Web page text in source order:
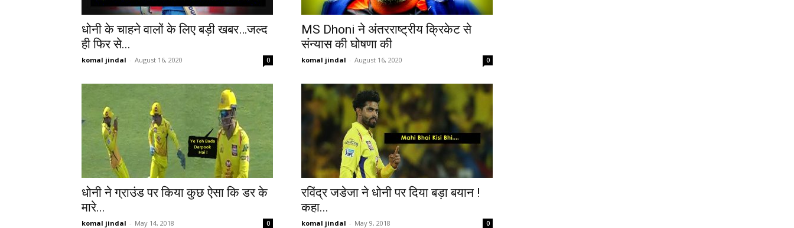
धोनी के चाहने वालों के लिए बड़ी खबर…जल्द
ही फिर से...
komal jindal - August 16, 2020 0
MS Dhoni ने अंतरराष्ट्रीय क्रिकेट से
संन्यास की घोषणा की
komal jindal - August 16, 2020 0
धोनी ने ग्राउंड पर किया कुछ ऐसा कि डर के
मारे...
komal jindal - May 14, 2018 0
रविंद्र जडेजा ने धोनी पर दिया बड़ा बयान !
कहा...
komal jindal - May 9, 2018 0